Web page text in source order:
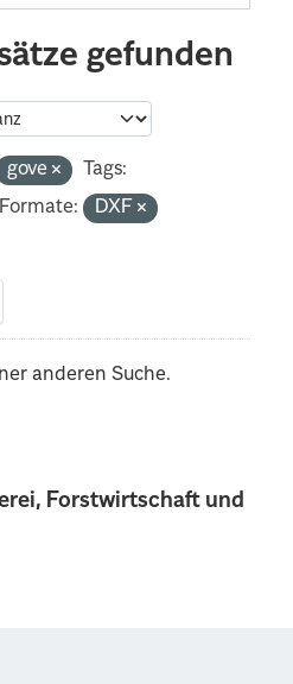
Forstwirtschaft und
gefunden
gove
Tags:
Formate:
DXF
anderen Suche.